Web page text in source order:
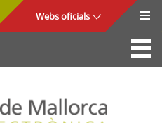
Webs oficials
La Seu
Consell de Mallorca